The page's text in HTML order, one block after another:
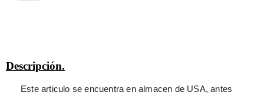
Descripción.
Este articulo se encuentra en almacen de USA, antes